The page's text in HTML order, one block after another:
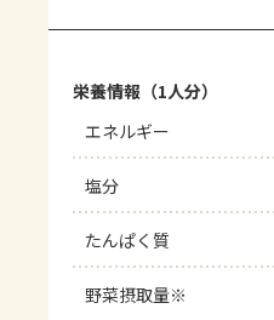
栄養情報（1人分）
エネルギー
塩分
たんぱく質
野菜摂取量※